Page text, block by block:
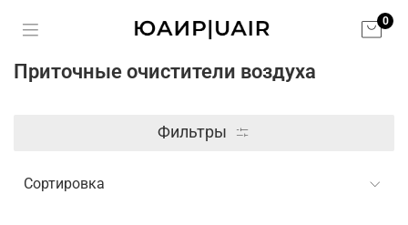
0
Приточные очистители воздуха
Фильтры